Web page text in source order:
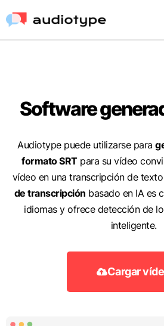
Software
Audiotype puede utilizarse para
formato SRTpara su vídeo
vídeo en una transcripción de
de transcripción basado en IA es
idiomas y ofrece detección de
inteligente.
Cargar